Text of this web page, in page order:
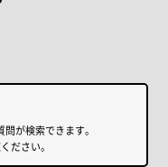
が検索できます。
ださい。